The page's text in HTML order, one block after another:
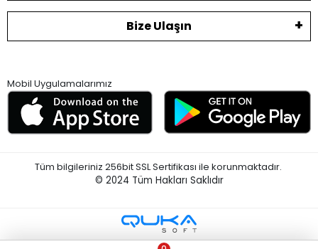
Bize Ulaşın
Mobil Uygulamalarımız
Tüm bilgileriniz 256bit SSL Sertifikası ile korunmaktadır.
© 2024 Tüm Hakları Saklıdır